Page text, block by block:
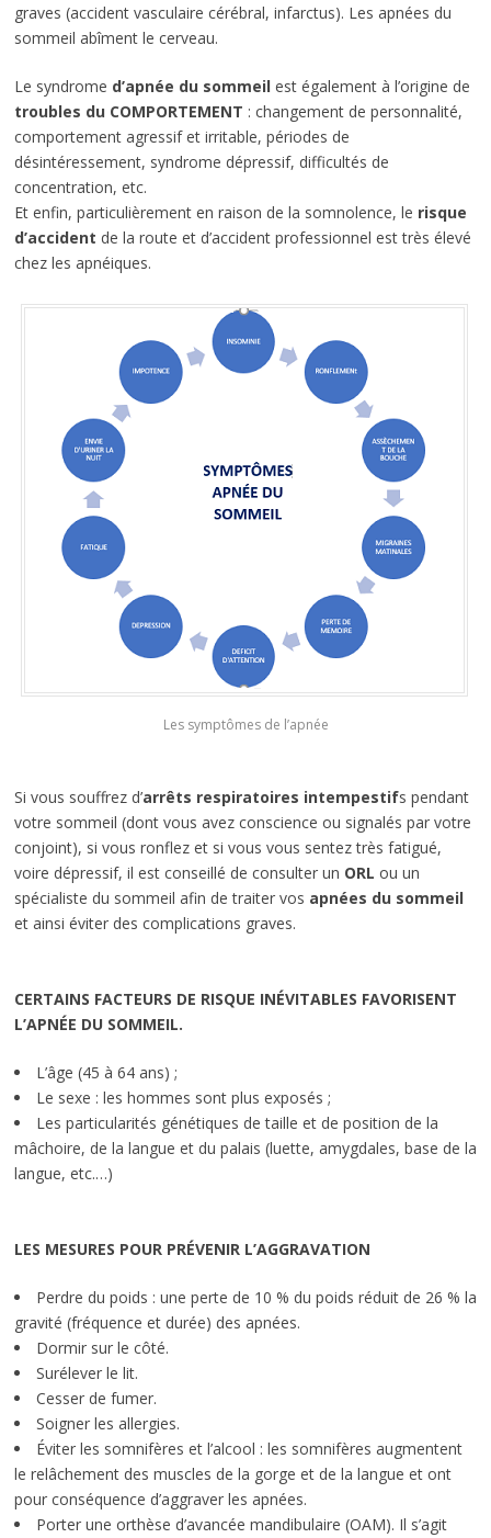
graves (accident vasculaire cérébral, infarctus). Les apnées du
sommeil abîment le cerveau.
Le syndrome d’apnée du sommeilest également à l’origine de
troubles du COMPORTEMENT : changement de personnalité,
comportement agressif et irritable, périodes de
désintéressement, syndrome dépressif, difficultés de
concentration, etc.
Et enfin, particulièrement en raison de la somnolence, le risque
d’accident de la route et d’accident professionnel est très élevé
chez les apnéiques.
Les symptômes de l’apnée
Si vous souffrez d’arrêts respiratoires intempestifs pendant
votre sommeil (dont vous avez conscience ou signalés par votre
conjoint), si vous ronflez et si vous vous sentez très fatigué,
voire dépressif, il est conseillé de consulter un ORL ou un
spécialiste du sommeil afin de traiter vos apnées du sommeil
et ainsi éviter des complications graves.
CERTAINS FACTEURS DE RISQUE INÉVITABLES FAVORISENT
L’APNÉE DU SOMMEIL.
L’âge (45 à 64 ans) ;
Le sexe : les hommes sont plus exposés ;
Les particularités génétiques de taille et de position de la
mâchoire, de la langue et du palais (luette, amygdales, base de la
langue, etc.…)
LES MESURES POUR PRÉVENIR L’AGGRAVATION
Perdre du poids : une perte de 10 % du poids réduit de 26 % la
gravité (fréquence et durée) des apnées.
Dormir sur le côté.
Surélever le lit.
Cesser de fumer.
Soigner les allergies.
Éviter les somnifères et l’alcool : les somnifères augmentent
le relâchement des muscles de la gorge et de la langue et ont
pour conséquence d’aggraver les apnées.
Porter une orthèse d’avancée mandibulaire (OAM). Il s’agit